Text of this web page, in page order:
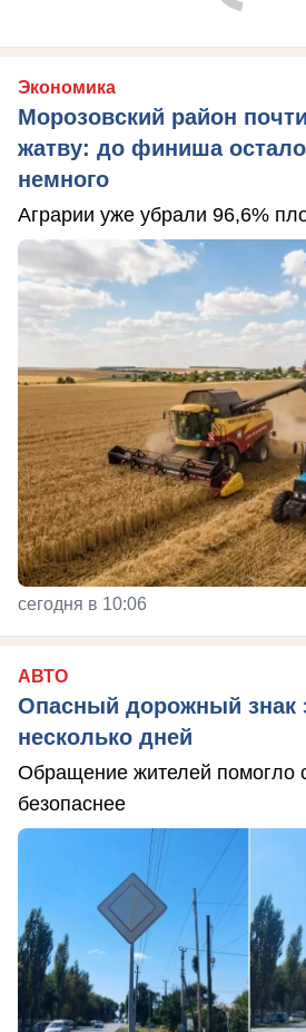
Экономика
Морозовский район
жатву: до финиша
немного
Аграрии уже убрали 96,6%
сегодня в 10:06
АВТО
Опасный дорожный знак
несколько дней
Обращение жителей помогло
безопаснее